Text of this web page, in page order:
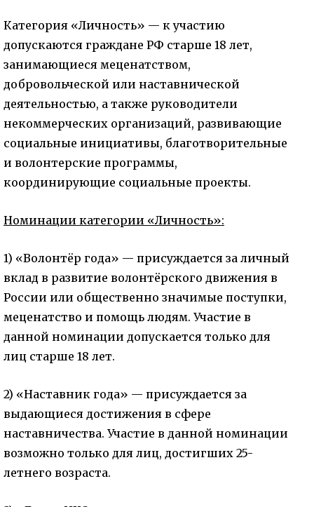
Категория «Личность» — к участию
допускаются граждане РФ старше 18 лет,
занимающиеся меценатством,
добровольческой или наставнической
деятельностью, а также руководители
некоммерческих организаций, развивающие
социальные инициативы, благотворительные
и волонтерские программы,
координирующие социальные проекты.
Номинации категории «Личность»:
1) «Волонтёр года» — присуждается за личный
вклад в развитие волонтёрского движения в
России или общественно значимые поступки,
меценатство и помощь людям. Участие в
данной номинации допускается только для
лиц старше 18 лет.
2) «Наставник года» — присуждается за
выдающиеся достижения в сфере
наставничества. Участие в данной номинации
возможно только для лиц, достигших 25-
летнего возраста.